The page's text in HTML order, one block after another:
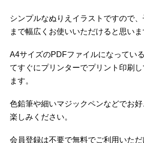
シンプルなぬりえイラストですので
まで幅広くお使いいただけると思いま
A4サイズのPDFファイルになってい
てすぐにプリンターでプリント印刷
ます。
色鉛筆や細いマジックペンなどでお
楽しみください。
会員登録は不要で無料でご利用いただ